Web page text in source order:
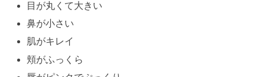
目が丸くて大きい
鼻が小さい
肌がキレイ
頬がふっくら